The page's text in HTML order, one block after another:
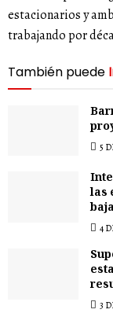
estacionarios y
trabajando por
También puede
5
las
4
3